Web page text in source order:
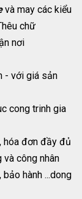
và may các kiểu
chữ
nơi
- với giá sản
cong trinh gia
hóa đơn đầy đủ
và công nhân
hành ...dong